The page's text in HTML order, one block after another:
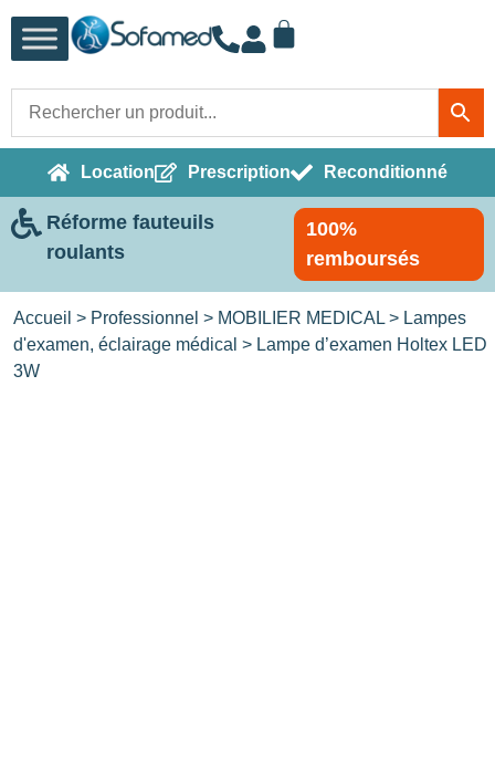
Location Prescription Reconditionné
Réforme fauteuils
roulants
100%
remboursés
Accueil > Professionnel > MOBILIER MEDICAL > Lampes
d'examen, éclairage médical > Lampe d’examen Holtex LED
3W